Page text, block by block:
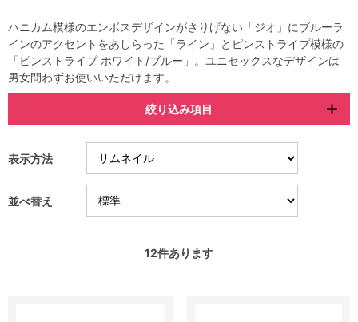
ハニカム模様のエンボスデザインがさりげない「ジオ」にブルーラ
インのアクセントをあしらった「ライン」とピンストライプ模様の
「ピンストライプ ホワイト/ブルー」。ユニセックスなデザインは
男女問わずお使いいただけます。
絞り込み項目
表示方法
並べ替え
12件あります